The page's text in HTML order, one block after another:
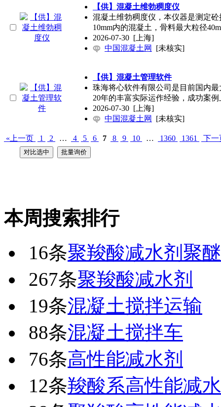
【供】混凝土维勃稠度仪
混凝土维勃稠度仪，本仪器是测定
10mm内的混凝土，骨料最大粒径
2026-07-30 [上海]
中国混凝土网
[未核实]
【供】混凝土管理软件
珠海将心软件有限公司是目前国内
20年的丰富实际运作经验，成功案
2026-07-30 [上海]
中国混凝土网
[未核实]
«上一页 1 2 … 4 5 6 7 8 9 10 … 1360 1361 下
本周搜索排行
16条聚羧酸减水剂聚醚
267条聚羧酸减水剂
19条混凝土搅拌运输
88条混凝土搅拌车
76条高性能减水剂
12条羧酸系高性能减